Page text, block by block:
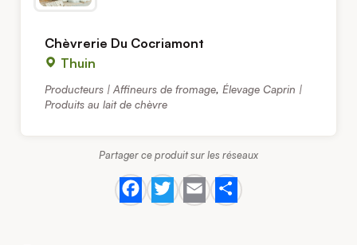
Chèvrerie Du Cocriamont
Thuin
Producteurs | Affineurs de fromage, Élevage Caprin |
Produits au lait de chèvre
Partager ce produit sur les réseaux
Facebook
Twitter
EmailShare